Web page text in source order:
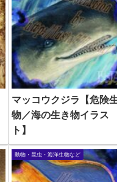
マッコウクジラ【危険
物／海の生き物イラス
ト】
動物・昆虫・海洋生物など